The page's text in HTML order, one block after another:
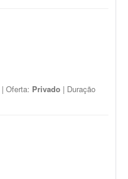
| Oferta: Privado | Duração